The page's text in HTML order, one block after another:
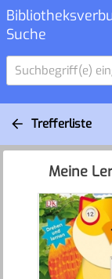
Suche
Suchbegriff(e)
Trefferliste
Meine